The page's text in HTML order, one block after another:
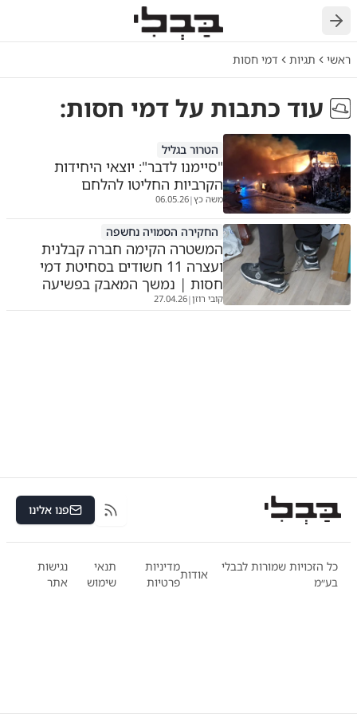
ראשי תגיות דמי חסות
עוד כתבות עלדמי חסות:
הטרור בגליל
"סיימנו לדבר": יוצאי היחידות
הקרביות החליטו להלחם
משה כץ|
06.05.26
החקירה הסמויה נחשפה
המשטרה הקימה חברה קבלנית
ועצרה 11 חשודים בסחיטת דמי
חסות | נמשך המאבק בפשיעה
קובי רוזן|
27.04.26
RSS פנו אלינו
כל הזכויות שמורות לבבלי
בע״מ
אודות
מדיניות
פרטיות
תנאי
שימוש
נגישות
אתר